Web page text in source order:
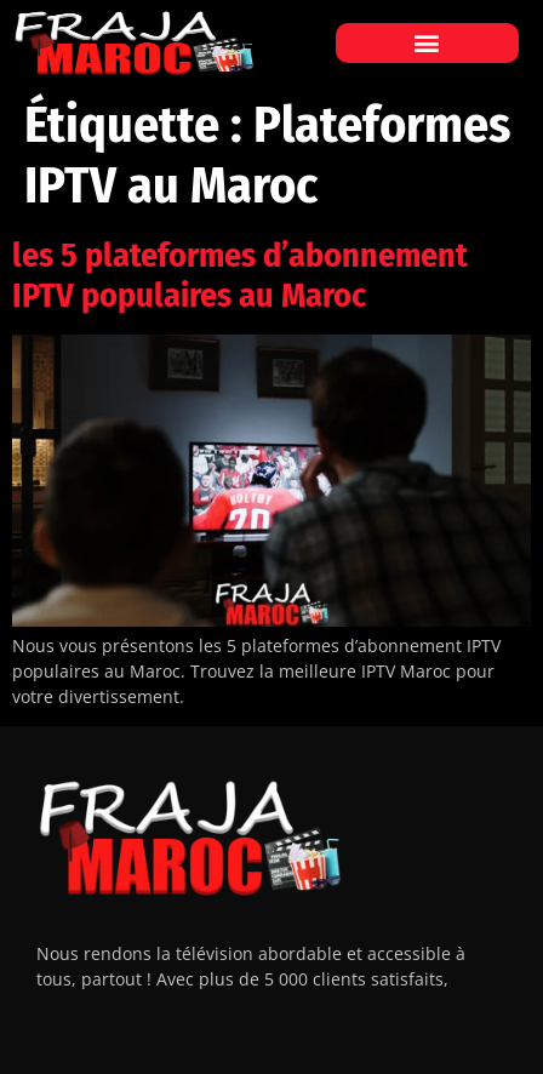
Étiquette : Plateformes
IPTV au Maroc
les 5 plateformes d’abonnement
IPTV populaires au Maroc
Nous vous présentons les 5 plateformes d’abonnement IPTV
populaires au Maroc. Trouvez la meilleure IPTV Maroc pour
votre divertissement.
Nous rendons la télévision abordable et accessible à
tous, partout ! Avec plus de 5 000 clients satisfaits,